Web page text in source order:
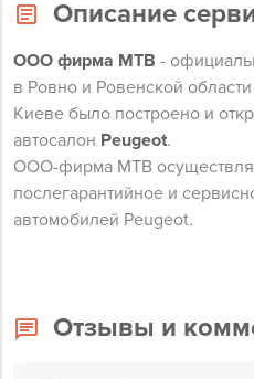
Описание
ООО фирма МТВ -
в Ровно и Ровенской
Киеве было построено и
автосалон Peugeot.
ООО-фирма МТВ
послегарантийное и
автомобилей Peugeot.
Отзывы и